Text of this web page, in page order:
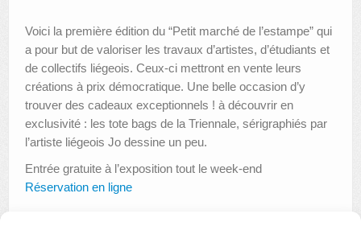
LE PORTAIL DES COLLECTIONS
Voici la première édition du “Petit marché de l’estampe” qui
a pour but de valoriser les travaux d’artistes, d’étudiants et
de collectifs liégeois. Ceux-ci mettront en vente leurs
créations à prix démocratique. Une belle occasion d’y
trouver des cadeaux exceptionnels ! à découvrir en
exclusivité : les tote bags de la Triennale, sérigraphiés par
l’artiste liégeois Jo dessine un peu.
Entrée gratuite à l’exposition tout le week-end
Réservation en ligne